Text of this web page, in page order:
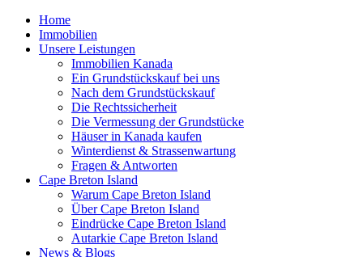
Home
Immobilien
Unsere Leistungen
Immobilien Kanada
Ein Grundstückskauf bei uns
Nach dem Grundstückskauf
Die Rechtssicherheit
Die Vermessung der Grundstücke
Häuser in Kanada kaufen
Winterdienst & Strassenwartung
Fragen & Antworten
Cape Breton Island
Warum Cape Breton Island
Über Cape Breton Island
Eindrücke Cape Breton Island
Autarkie Cape Breton Island
News & Blogs